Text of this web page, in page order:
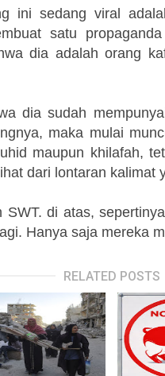
ini sedang viral
satu
dia adalah orang
dia sudah
maka mulai
maupun khilafah,
dari lontaran kalimat
SWT. di atas,
Hanya saja mereka
RELATED POSTS